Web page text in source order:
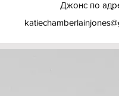
Джонс по